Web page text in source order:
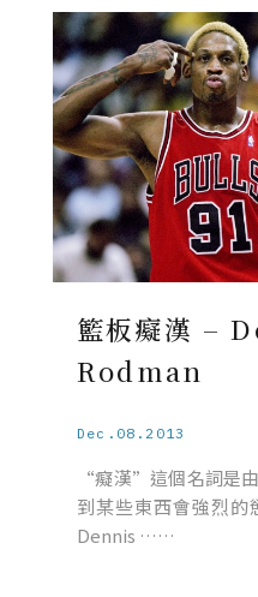
籃板癡漢 –
Rodman
Dec.08.2013
“癡漢”這個名詞是
到某些東西會強烈
Dennis ……